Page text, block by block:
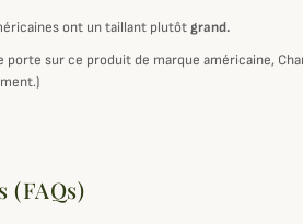
ont un taillant plutôt grand.
porte sur ce produit de marque américaine,
(FAQs)